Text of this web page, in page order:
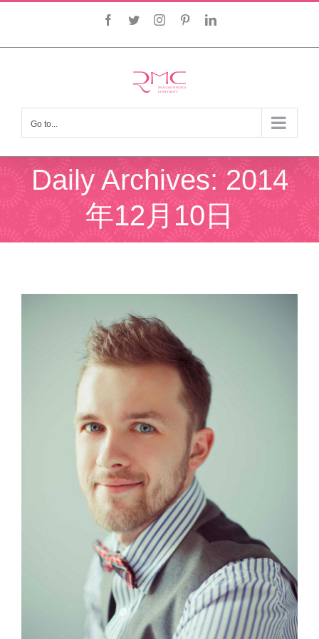
Facebook
TwitterInstagramPinterestLinkedIn
Go to...
Daily Archives: 2014
年12月10日